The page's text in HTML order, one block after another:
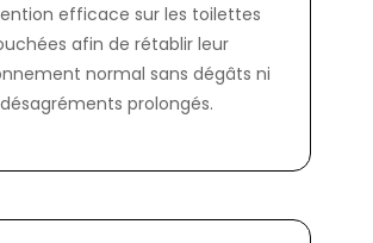
efficace sur les toilettes
afin de rétablir leur
normal sans dégâts ni
désagréments prolongés.